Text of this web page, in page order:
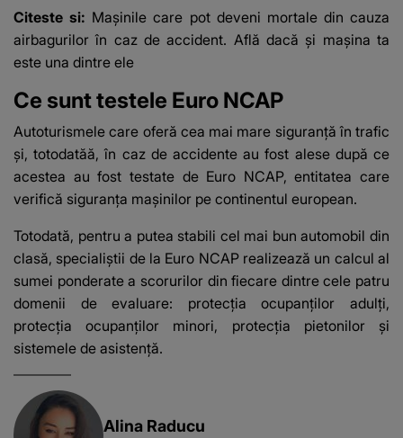
Citeste si: Mașinile care pot deveni mortale din cauza
airbagurilor în caz de accident. Află dacă și mașina ta
este una dintre ele
Ce sunt testele Euro NCAP
Autoturismele care oferă cea mai mare siguranță în trafic
și, totodatăă, în caz de accidente au fost alese după ce
acestea au fost testate de Euro NCAP, entitatea care
verifică siguranța mașinilor pe continentul european.
Totodată, pentru a putea stabili cel mai bun automobil din
clasă, specialiștii de la Euro NCAP realizează un calcul al
sumei ponderate a scorurilor din fiecare dintre cele patru
domenii de evaluare: protecţia ocupanţilor adulţi,
protecţia ocupanţilor minori, protecţia pietonilor şi
sistemele de asistenţă.
Alina Raducu